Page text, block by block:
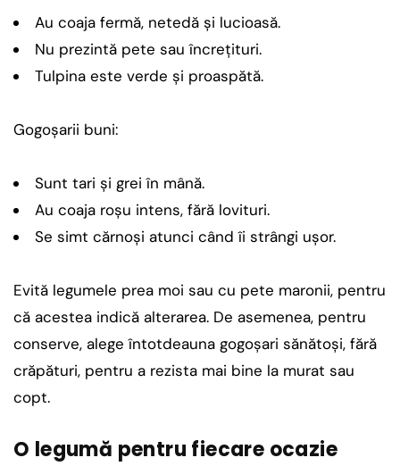
Au coaja fermă, netedă și lucioasă.
Nu prezintă pete sau încrețituri.
Tulpina este verde și proaspătă.
Gogoșarii buni:
Sunt tari și grei în mână.
Au coaja roșu intens, fără lovituri.
Se simt cărnoși atunci când îi strângi ușor.
Evită legumele prea moi sau cu pete maronii, pentru
că acestea indică alterarea. De asemenea, pentru
conserve, alege întotdeauna gogoșari sănătoși, fără
crăpături, pentru a rezista mai bine la murat sau
copt.
O legumă pentru fiecare ocazie